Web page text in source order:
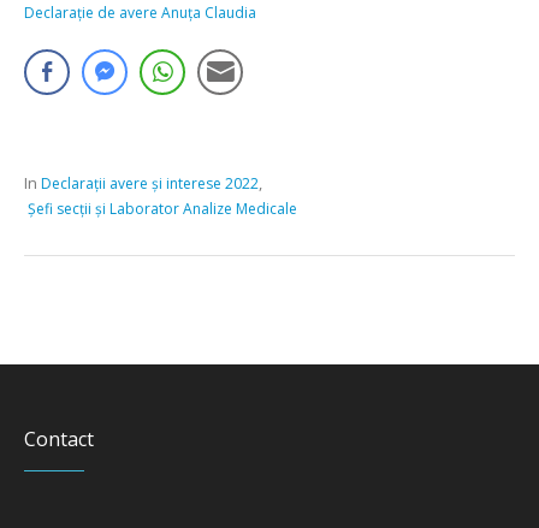
Declarație de avere Anuța Claudia
In Declarații avere și interese 2022,
Șefi secții și Laborator Analize Medicale
Contact